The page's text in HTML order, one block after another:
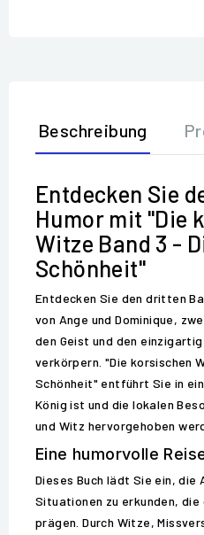
Beschreibung
Entdecken Sie
Humor mit "Die
Witze Band 3 -
Schönheit"
Entdecken Sie den dritten
von Ange und Dominique,
den Geist und den
verkörpern. "Die korsischen
Schönheit" entführt Sie in
König ist und die lokalen
und Witz hervorgehoben
Eine humorvolle
Dieses Buch lädt Sie ein, die
Situationen zu erkunden,
prägen. Durch Witze,